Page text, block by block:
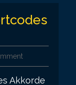
Akkorde